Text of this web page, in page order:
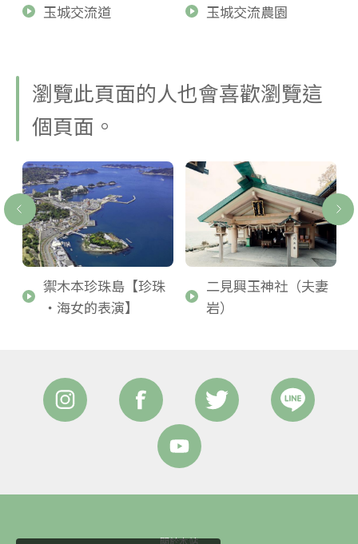
玉城交流道 玉城交流農園
瀏覽此頁面的人也會喜歡瀏覽這
個頁面。
禦木本珍珠島【珍珠
・海女的表演】
二見興玉神社（夫妻
岩）
關於本站